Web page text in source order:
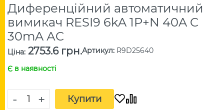
Диференційний автоматичний
вимикач RESI9 6kA 1P+N 40A C
30mA АC
Ціна: 2753.6 грн.Артикул: R9D25640
Є в наявності
- + Купити